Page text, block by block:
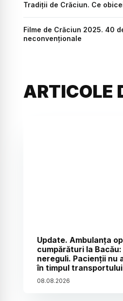
Tradiții de Crăciun. Ce
Filme de Crăciun 2025. 40
neconvenționale
ARTICOLE
Update. Ambulanța
cumpărături la
nereguli. Pacienții nu
în timpul transportului
08.08.2026